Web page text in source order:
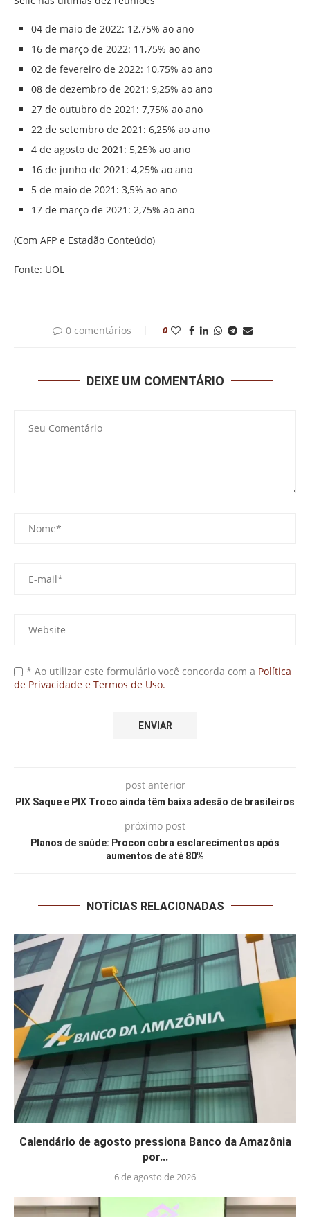
04 de maio de 2022: 12,75% ao ano
16 de março de 2022: 11,75% ao ano
02 de fevereiro de 2022: 10,75% ao ano
08 de dezembro de 2021: 9,25% ao ano
27 de outubro de 2021: 7,75% ao ano
22 de setembro de 2021: 6,25% ao ano
4 de agosto de 2021: 5,25% ao ano
16 de junho de 2021: 4,25% ao ano
5 de maio de 2021: 3,5% ao ano
17 de março de 2021: 2,75% ao ano
(Com AFP e Estadão Conteúdo)
Fonte: UOL
0 comentários 0
DEIXE UM COMENTÁRIO
* Ao utilizar este formulário você concorda com a Política
de Privacidade e Termos de Uso.
post anterior
PIX Saque e PIX Troco ainda têm baixa adesão de brasileiros
próximo post
Planos de saúde: Procon cobra esclarecimentos após
aumentos de até 80%
NOTÍCIAS RELACIONADAS
Calendário de agosto pressiona Banco da Amazônia
por...
6 de agosto de 2026